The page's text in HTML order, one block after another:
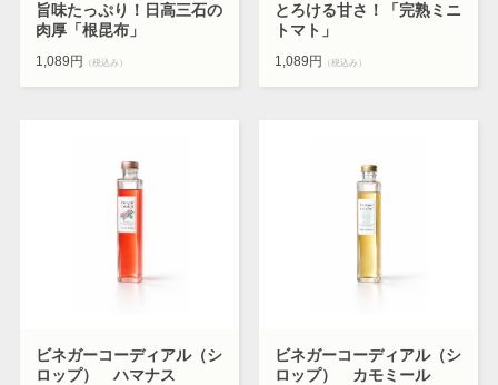
旨味たっぷり！日高三石の
肉厚「根昆布」
1,089円 （税込み）
とろける甘さ！「完熟ミニ
トマト」
1,089円 （税込み）
ビネガーコーディアル（シ
ロップ） ハマナス
ビネガーコーディアル（シ
ロップ） カモミール